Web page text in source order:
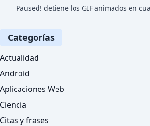
Paused! detiene los GIF animados en
Categorías
Actualidad
Android
Aplicaciones Web
Ciencia
Citas y frases